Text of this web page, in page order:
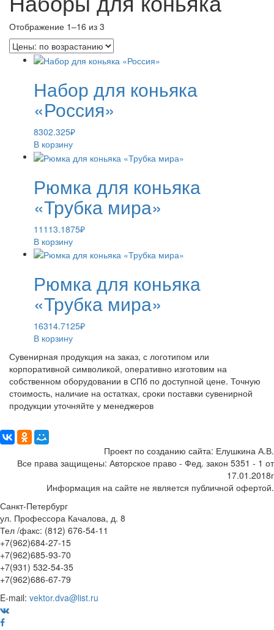
Отображение 1–16 из 3
Набор для коньяка
«Россия»
8302.325₽
В корзину
Рюмка для коньяка
«Трубка мира»
11113.1875₽
В корзину
Рюмка для коньяка
«Трубка мира»
16314.7125₽
В корзину
Сувенирная продукция на заказ, с логотипом или
корпоративной символикой, оперативно изготовим на
собственном оборудовании в СПб по доступной цене. Точную
стоимость, наличие на остатках, сроки поставки сувенирной
продукции уточняйте у менеджеров
Проект по созданию сайта: Елушкина А.В.
Все права защищены: Авторское право - Фед. закон 5351 - 1 от
17.01.2018г
Информация на сайте не является публичной офертой.
Санкт-Петербург
ул. Профессора Качалова, д. 8
Тел /факс: (812) 676-54-11
+7(962)684-27-15
+7(962)685-93-70
+7(931) 532-54-35
+7(962)686-67-79
E-mail: vektor.dva@list.ru